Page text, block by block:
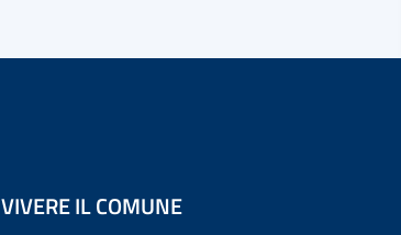
VIVERE IL COMUNE